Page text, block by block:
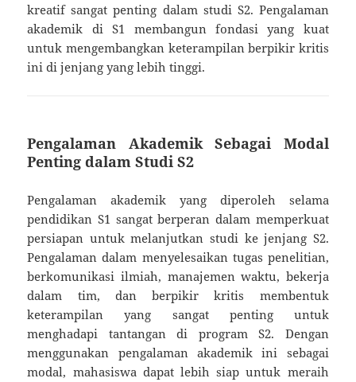
kreatif sangat penting dalam studi S2. Pengalaman
akademik di S1 membangun fondasi yang kuat
untuk mengembangkan keterampilan berpikir kritis
ini di jenjang yang lebih tinggi.
Pengalaman Akademik Sebagai Modal
Penting dalam Studi S2
Pengalaman akademik yang diperoleh selama
pendidikan S1 sangat berperan dalam memperkuat
persiapan untuk melanjutkan studi ke jenjang S2.
Pengalaman dalam menyelesaikan tugas penelitian,
berkomunikasi ilmiah, manajemen waktu, bekerja
dalam tim, dan berpikir kritis membentuk
keterampilan yang sangat penting untuk
menghadapi tantangan di program S2. Dengan
menggunakan pengalaman akademik ini sebagai
modal, mahasiswa dapat lebih siap untuk meraih